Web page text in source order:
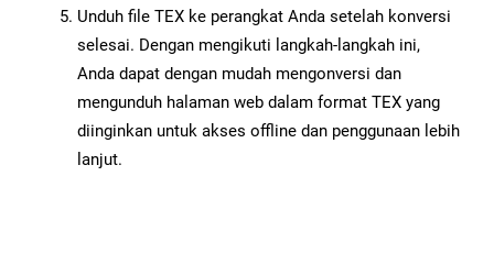
Unduh file TEX ke perangkat Anda setelah konversi
selesai. Dengan mengikuti langkah-langkah ini,
Anda dapat dengan mudah mengonversi dan
mengunduh halaman web dalam format TEX yang
diinginkan untuk akses offline dan penggunaan lebih
lanjut.